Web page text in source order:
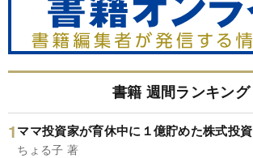
書籍 週間ランキング
ママ投資家が育休中に１億貯めた株式投資
ちょる子 著